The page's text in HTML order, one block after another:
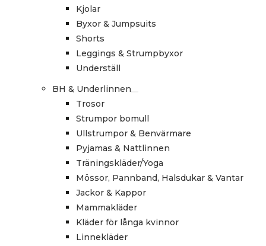
Kjolar
Byxor & Jumpsuits
Shorts
Leggings & Strumpbyxor
Underställ
BH & Underlinnen
Trosor
Strumpor bomull
Ullstrumpor & Benvärmare
Pyjamas & Nattlinnen
Träningskläder/Yoga
Mössor, Pannband, Halsdukar & Vantar
Jackor & Kappor
Mammakläder
Kläder för långa kvinnor
Linnekläder